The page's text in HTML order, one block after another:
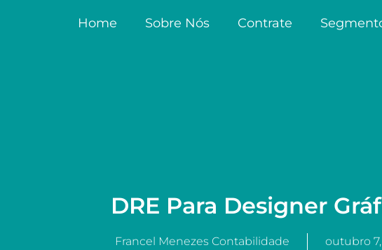
Home Sobre Nós Contrate
DRE Para Designer
Francel Menezes Contabilidade outubro